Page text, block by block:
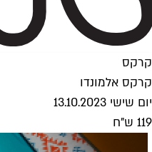
קרקס
קרקס אלמונדו
יום שישי 13.10.2023
119 ש"ח